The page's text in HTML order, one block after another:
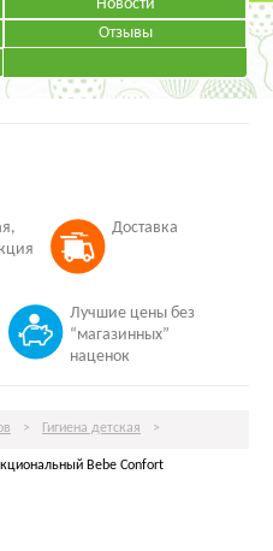
ПИСЬМО
Новости
Отзывы
Доставка
Лучшие цены без
“магазинных”
наценок
> Гигиена детская >
Bebe Confort